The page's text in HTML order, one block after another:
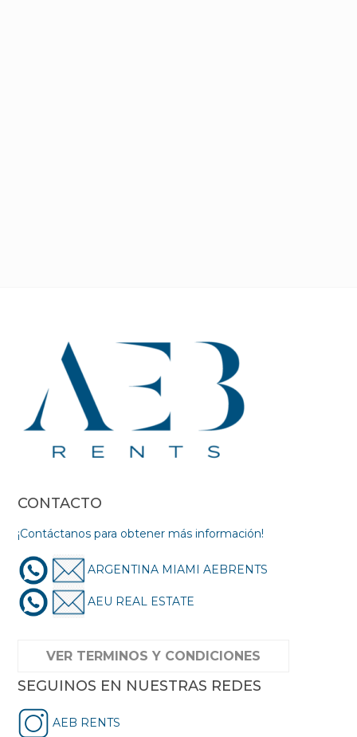
CONTACTO
¡Contáctanos para obtener más información!
ARGENTINA MIAMI AEBRENTS
AEU REAL ESTATE
VER TERMINOS Y CONDICIONES
SEGUINOS EN NUESTRAS REDES
AEB RENTS